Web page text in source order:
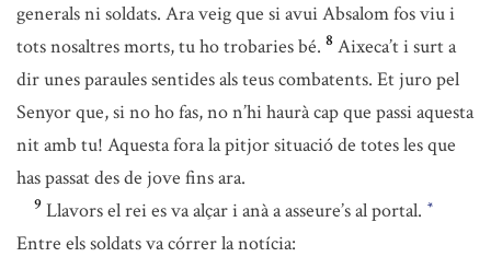
generals ni soldats. Ara veig que si avui Absalom fos viu i
tots nosaltres morts, tu ho trobaries bé. 8 Aixeca’t i surt a
dir unes paraules sentides als teus combatents. Et juro pel
Senyor que, si no ho fas, no n’hi haurà cap que passi aquesta
nit amb tu! Aquesta fora la pitjor situació de totes les que
has passat des de jove fins ara.
9 Llavors el rei es va alçar i anà a asseure’s al portal. *
Entre els soldats va córrer la notícia: